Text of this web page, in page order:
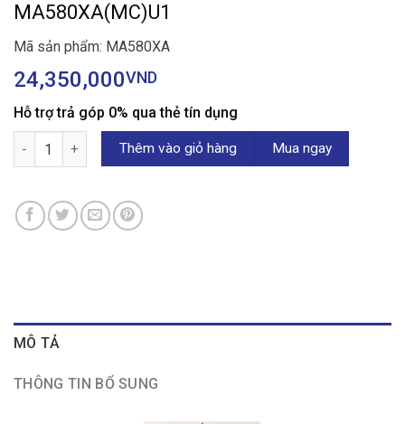
MA580XA(MC)U1
Mã sản phẩm: MA580XA
24,350,000VND
Hỗ trợ trả góp 0% qua thẻ tín dụng
Tủ lạnh Aqua inverter 508 lít AQR-MA580XA(MC)U1 số lượng
Thêm vào giỏ hàng Mua ngay
MÔ TẢ
THÔNG TIN BỔ SUNG